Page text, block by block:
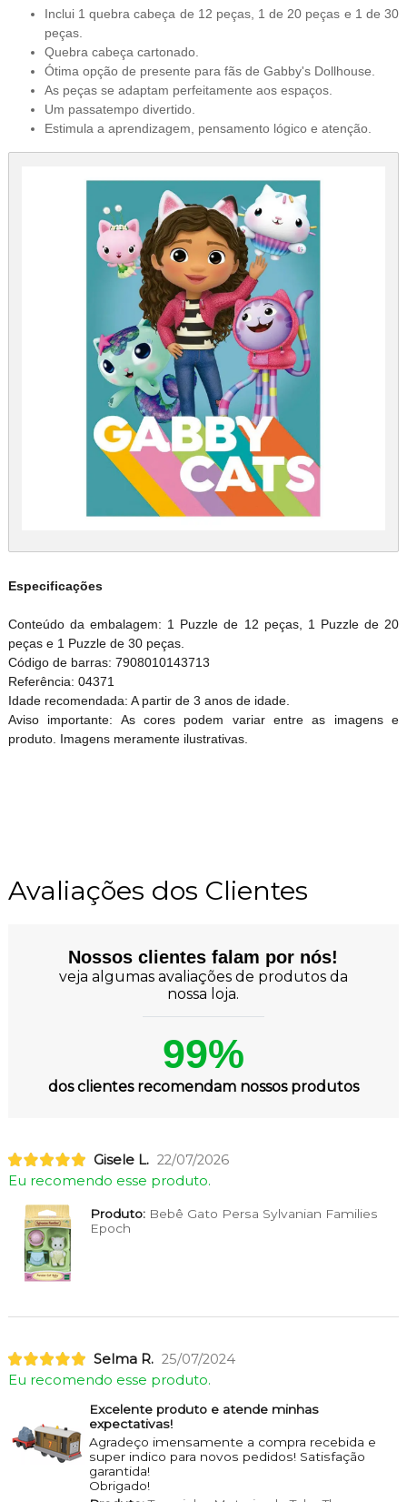
Inclui 1 quebra cabeça de 12 peças, 1 de 20 peças e 1 de 30
peças.
Quebra cabeça cartonado.
Ótima opção de presente para fãs de Gabby's Dollhouse.
As peças se adaptam perfeitamente aos espaços.
Um passatempo divertido.
Estimula a aprendizagem, pensamento lógico e atenção.
Especificações
Conteúdo da embalagem: 1 Puzzle de 12 peças, 1 Puzzle de 20
peças e 1 Puzzle de 30 peças.
Código de barras: 7908010143713
Referência: 04371
Idade recomendada: A partir de 3 anos de idade.
Aviso importante: As cores podem variar entre as imagens e
produto. Imagens meramente ilustrativas.
Avaliações dos Clientes
Nossos clientes falam por nós!
veja algumas avaliações de produtos da
nossa loja.
99%
dos clientes recomendam nossos produtos
Gisele L. 22/07/2026
Eu recomendo esse produto.
Produto:Bebê Gato Persa Sylvanian Families
Epoch
Selma R. 25/07/2024
Eu recomendo esse produto.
Excelente produto e atende minhas
expectativas!
Agradeço imensamente a compra recebida e
super indico para novos pedidos! Satisfação
garantida!
Obrigado!